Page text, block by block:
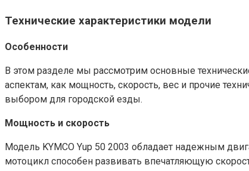
Технические характеристики модели
Особенности
В этом разделе мы рассмотрим основные
аспектам, как мощность, скорость, вес и прочие
выбором для городской езды.
Мощность и скорость
Модель KYMCO Yup 50 2003 обладает надежным
мотоцикл способен развивать впечатляющую